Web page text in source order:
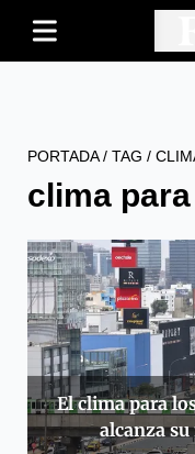
PORTADA/ TAG /
clima
El clima para
alcanza